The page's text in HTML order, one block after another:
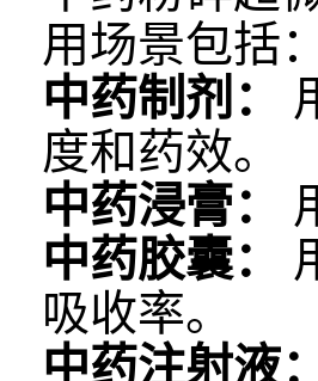
用场景包括：
中药制剂：
度和药效。
中药浸膏：
中药胶囊：
吸收率。
中药注射液：